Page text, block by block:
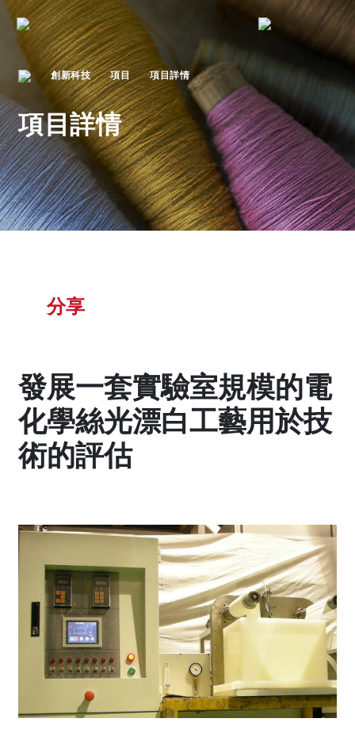
創新科技 項目 項目詳情
項目詳情
分享
發展一套實驗室規模的電
化學絲光漂白工藝用於技
術的評估